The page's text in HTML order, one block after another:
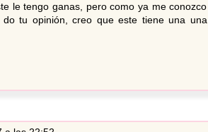
le tengo ganas, pero como ya me conozco
do tu opinión, creo que este tiene una una